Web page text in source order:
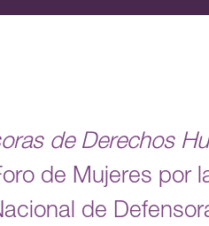
de Derechos
de Mujeres por
de